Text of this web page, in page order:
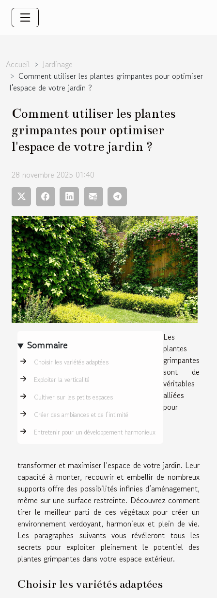
Accueil
Jardinage
Comment utiliser les plantes grimpantes pour optimiser
l'espace de votre jardin ?
Comment utiliser les plantes
grimpantes pour optimiser
l'espace de votre jardin ?
28 novembre 2025 01:40
Sommaire
Choisir les variétés adaptées
Exploiter la verticalité
Cultiver sur les petits espaces
Créer des ambiances et de l’intimité
Entretenir pour un développement harmonieux
Les
plantes
grimpantes
sont de
véritables
alliées
pour
transformer et maximiser l’espace de votre jardin. Leur
capacité à monter, recouvrir et embellir de nombreux
supports offre des possibilités infinies d’aménagement,
même sur une surface restreinte. Découvrez comment
tirer le meilleur parti de ces végétaux pour créer un
environnement verdoyant, harmonieux et plein de vie.
Les paragraphes suivants vous révéleront tous les
secrets pour exploiter pleinement le potentiel des
plantes grimpantes dans votre espace extérieur.
Choisir les variétés adaptées